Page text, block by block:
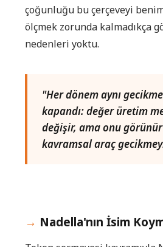
çoğunluğu bu çerçeveyi
ölçmek zorunda kalmadıkça
nedenleri yoktu.
"Her dönem aynı
kapandı: değer üretim
değişir, ama onu
kavramsal araç
Nadella'nın İsim